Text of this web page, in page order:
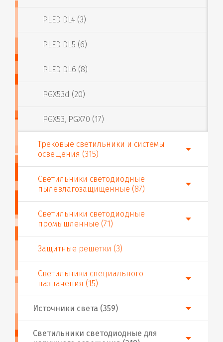
Источники света (359)
PLED DL4 (3)
PLED DL5 (6)
PLED DL6 (8)
PGX53d (20)
PGX53, PGX70 (17)
Трековые светильники и системы
освещения (315)
Светильники светодиодные
пылевлагозащищенные (87)
Светильники светодиодные
промышленные (71)
Защитные решетки (3)
Светильники специального
назначения (15)
Светильники светодиодные для